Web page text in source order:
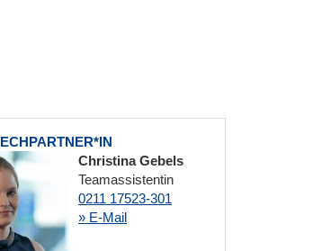
Christina Gebels
Teamassistentin
0211 17523-301
» E-Mail